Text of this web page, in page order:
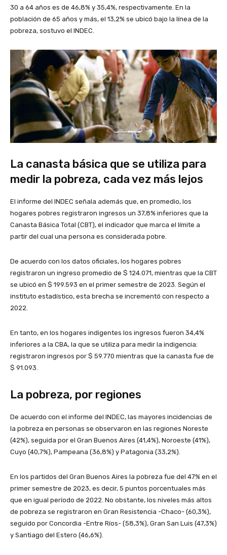
30 a 64 años es de 46,8% y 35,4%, respectivamente. En la
población de 65 años y más, el 13,2% se ubicó bajo la línea de la
pobreza, sostuvo el INDEC.
La canasta básica que se utiliza para
medir la pobreza, cada vez más lejos
El informe del INDEC señala además que, en promedio, los
hogares pobres registraron ingresos un 37,8% inferiores que la
Canasta Básica Total (CBT), el indicador que marca el límite a
partir del cual una persona es considerada pobre.
De acuerdo con los datos oficiales, los hogares pobres
registraron un ingreso promedio de $ 124.071, mientras que la CBT
se ubicó en $ 199.593 en el primer semestre de 2023. Según el
instituto estadístico, esta brecha se incrementó con respecto a
2022.
En tanto, en los hogares indigentes los ingresos fueron 34,4%
inferiores a la CBA, la que se utiliza para medir la indigencia:
registraron ingresos por $ 59.770 mientras que la canasta fue de
$ 91.093.
La pobreza, por regiones
De acuerdo con el informe del INDEC, las mayores incidencias de
la pobreza en personas se observaron en las regiones Noreste
(42%), seguida por el Gran Buenos Aires (41,4%), Noroeste (41%),
Cuyo (40,7%), Pampeana (36,8%) y Patagonia (33,2%).
En los partidos del Gran Buenos Aires la pobreza fue del 47% en el
primer semestre de 2023, es decir, 5 puntos porcentuales más
que en igual período de 2022. No obstante, los niveles más altos
de pobreza se registraron en Gran Resistencia -Chaco- (60,3%),
seguido por Concordia -Entre Ríos- (58,3%), Gran San Luis (47,3%)
y Santiago del Estero (46,6%).